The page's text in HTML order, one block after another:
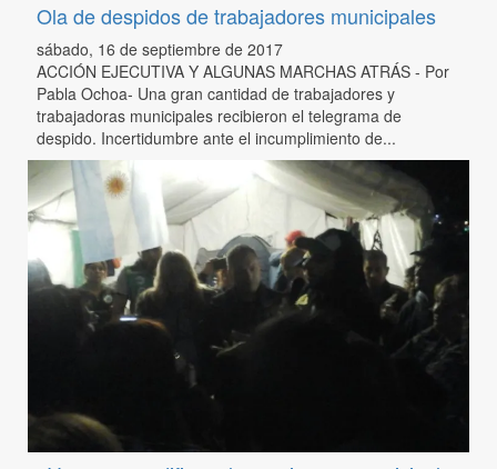
Ola de despidos de trabajadores municipales
sábado, 16 de septiembre de 2017
ACCIÓN EJECUTIVA Y ALGUNAS MARCHAS ATRÁS - Por
Pabla Ochoa- Una gran cantidad de trabajadores y
trabajadoras municipales recibieron el telegrama de
despido. Incertidumbre ante el incumplimiento de...